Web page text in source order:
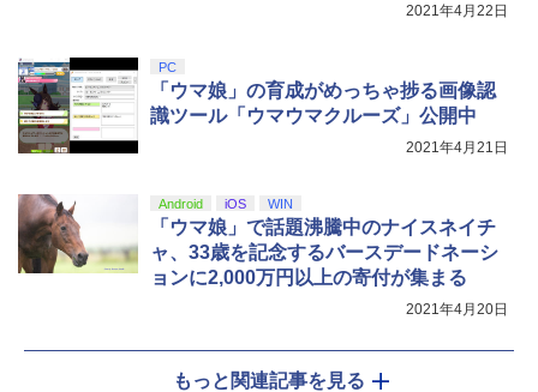
2021年4月22日
PC
「ウマ娘」の育成がめっちゃ捗る画像認
識ツール「ウマウマクルーズ」公開中
2021年4月21日
Android iOS WIN
「ウマ娘」で話題沸騰中のナイスネイチ
ャ、33歳を記念するバースデードネーシ
ョンに2,000万円以上の寄付が集まる
2021年4月20日
もっと関連記事を見る